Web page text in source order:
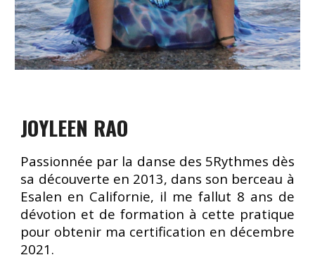
JOYLEEN RAO
Passionnée par la danse des 5Rythmes dès
sa découverte en 2013, dans son berceau à
Esalen en Californie, il me fallut 8 ans de
dévotion et de formation à cette pratique
pour obtenir ma certification en décembre
2021.